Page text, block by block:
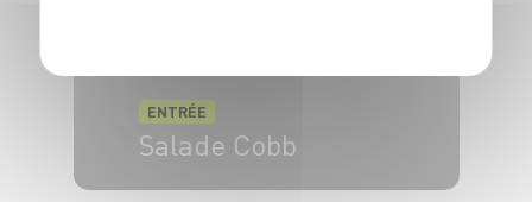
ENTRÉE
Salade Cobb